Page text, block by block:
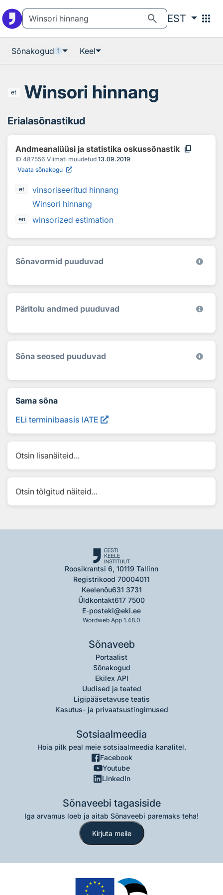
search EST apps
Sõnakogud 1 Keel
et Winsori hinnang
Erialasõnastikud
Andmeanalüüsi ja statistika oskussõnastik content_copy
ID 487556 Viimati muudetud 13.09.2019
Vaata sõnakogu
et
vinsoriseeritud hinnang
Winsori hinnang
en winsorized estimation
Sõnavormid puuduvad
Päritolu andmed puuduvad
Sõna seosed puuduvad
Sama sõna
ELi terminibaasis IATE
Otsin lisanäiteid...
Otsin tõlgitud näiteid...
Roosikrantsi 6, 10119 Tallinn
Registrikood 70004011
Keelenõu631 3731
Üldkontakt617 7500
E-posteki@eki.ee
Wordweb App 1.48.0
Sõnaveeb
Portaalist
Sõnakogud
Ekilex API
Uudised ja teated
Ligipääsetavuse teatis
Kasutus- ja privaatsustingimused
Sotsiaalmeedia
Hoia pilk peal meie sotsiaalmeedia kanalitel.
Facebook
Youtube
LinkedIn
Sõnaveebi tagasiside
Iga arvamus loeb ja aitab Sõnaveebi paremaks teha!
Kirjuta meile